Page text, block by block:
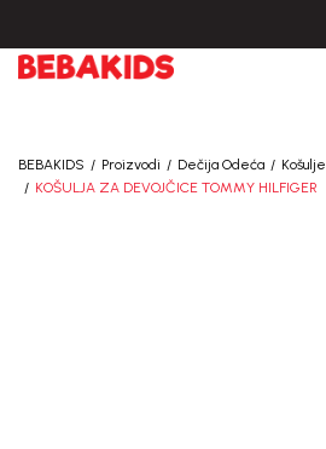
BEBAKIDS Proizvodi Dečija Odeća Košulje
KOŠULJA ZA DEVOJČICE TOMMY HILFIGER